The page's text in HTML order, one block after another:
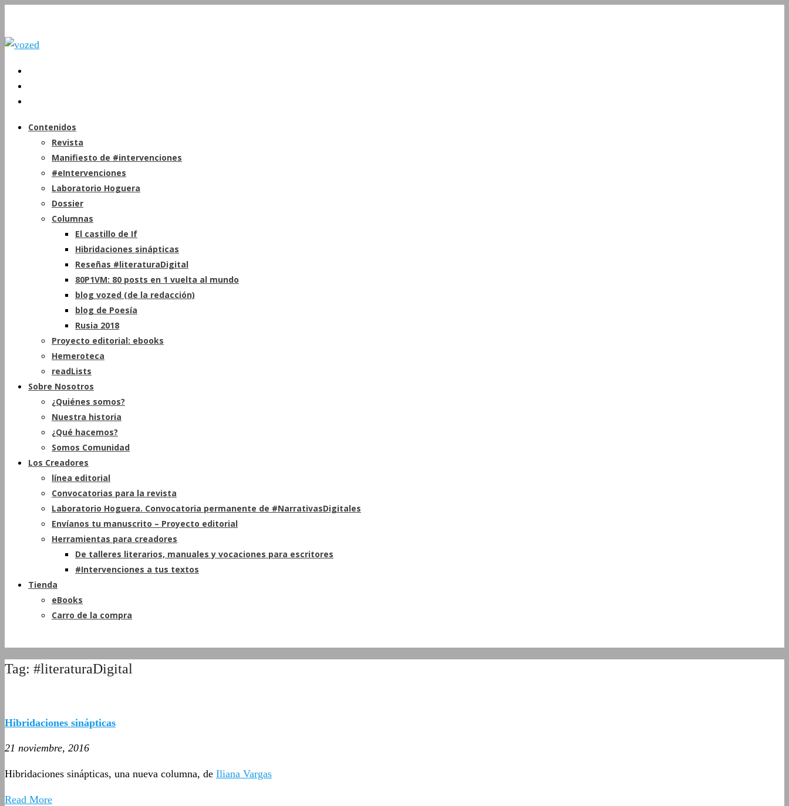
Contenidos
Revista
Manifiesto de #intervenciones
#eIntervenciones
Laboratorio Hoguera
Dossier
Columnas
El castillo de If
Hibridaciones sinápticas
Reseñas #literaturaDigital
80P1VM: 80 posts en 1 vuelta al mundo
blog vozed (de la redacción)
blog de Poesía
Rusia 2018
Proyecto editorial: ebooks
Hemeroteca
readLists
Sobre Nosotros
¿Quiénes somos?
Nuestra historia
¿Qué hacemos?
Somos Comunidad
Los Creadores
línea editorial
Convocatorias para la revista
Laboratorio Hoguera. Convocatoria permanente de #NarrativasDigitales
Envíanos tu manuscrito – Proyecto editorial
Herramientas para creadores
De talleres literarios, manuales y vocaciones para escritores
#Intervenciones a tus textos
Tienda
eBooks
Carro de la compra
Tag: #literaturaDigital
Hibridaciones sinápticas
21 noviembre, 2016
Hibridaciones sinápticas, una nueva columna, de Iliana Vargas
Read More